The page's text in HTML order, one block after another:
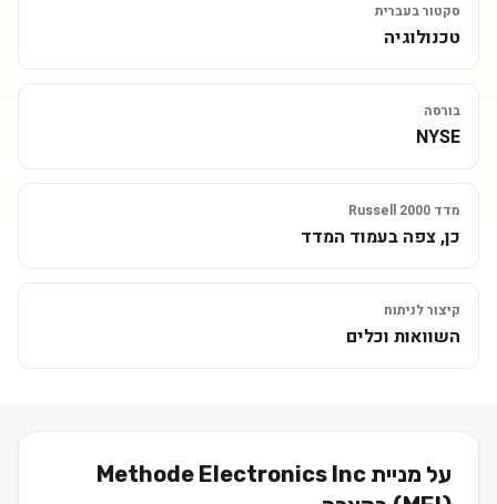
סקטור בעברית
טכנולוגיה
בורסה
NYSE
מדד Russell 2000
כן, צפה בעמוד המדד
קיצור לניתוח
השוואות וכלים
על מניית Methode Electronics Inc